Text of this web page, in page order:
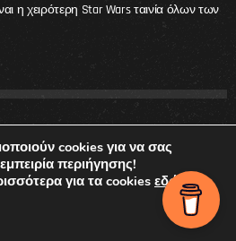
η χειρότερη Star Wars ταινία όλων των
2021 Ta Mavroskyla.
ΟΡΟΙ ΧΡΗΣΗΣ
cookies για να σας
περιήγησης!
για τα cookies εδώ .